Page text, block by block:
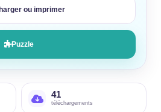
ou imprimer
Puzzle
41
téléchargements